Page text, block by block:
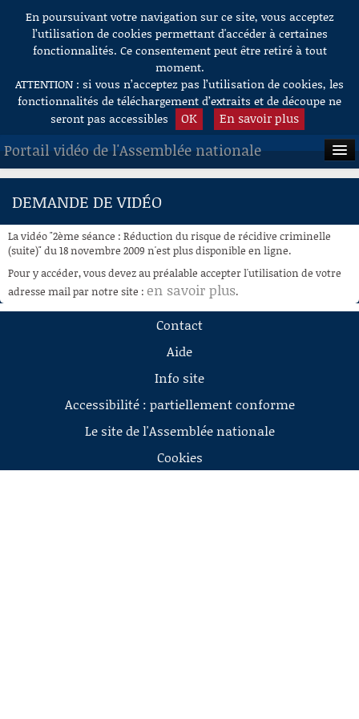
Aller au contenu
En poursuivant votre navigation sur ce site, vous acceptez
l’utilisation de cookies permettant d'accéder à certaines
fonctionnalités. Ce consentement peut être retiré à tout
moment.
ATTENTION : si vous n’acceptez pas l’utilisation de cookies, les
fonctionnalités de téléchargement d’extraits et de découpe ne
seront pas accessibles
OK En savoir plus
Portail vidéo de l'Assemblée nationale
ACCUEIL
À LA DEMANDE
RECHERCHE
AIDE À LA DÉCOUPE
DEMANDE DE VIDÉO
La vidéo "2ème séance : Réduction du risque de récidive criminelle
(suite)" du 18 novembre 2009 n'est plus disponible en ligne.
Pour y accéder, vous devez au préalable accepter l'utilisation de votre
adresse mail par notre site : en savoir plus.
Contact
Aide
Info site
Accessibilité : partiellement conforme
Le site de l'Assemblée nationale
Cookies